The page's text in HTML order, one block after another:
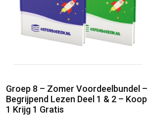
Groep 8 – Zomer Voordeelbundel –
Begrijpend Lezen Deel 1 & 2 – Koop
1 Krijg 1 Gratis